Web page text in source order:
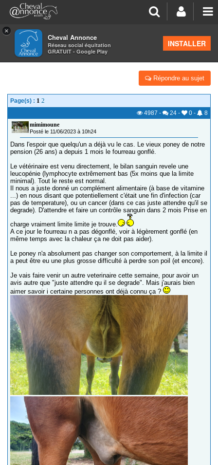
×
Cheval Annonce
Réseau social équitation
GRATUIT - Google Play
INSTALLER
>La santé - les soins
OEDEME FOURREAU
Répondre au sujet
Page(s) : 1 2
4987 - 24 - 0 -
8
mimimoune
Posté le 11/06/2023 à 10h24
Dans l'espoir que quelqu'un a déjà vu le cas. Le vieux poney de notre
pension (26 ans) a depuis 1 mois le fourreau gonflé.
Le vétérinaire est venu directement, le bilan sanguin revele une
leucopénie (lymphocyte extrêmement bas (5x moins que la limite
minimal). Tout le reste est normal.
Il nous a juste donné un complément alimentaire (à base de vitamine
...) en nous disant que potentiellement c'était une fin d'infection (car
pas de temperature), ou un cancer (dans ce cas juste attendre qu'il se
degrade). D'attendre et faire un contrôle sanguin dans 2 mois Prise en
charge vraiment limite limite je trouve.
A ce jour le fourreau n a pas dégonflé, voir à légèrement gonflé (en
même temps avec la chaleur ça ne doit pas aider).
Le poney n'a absolument pas changer son comportement, à la limite il
a peut être eu une plus grosse difficulté à perdre son poil (et encore).
Je vais faire venir un autre veterinaire cette semaine, pour avoir un
avis autre que "juste attendre qu il se degrade". Mais j'aurais bien
aimer savoir i certaine personnes ont déjà connu ça ?